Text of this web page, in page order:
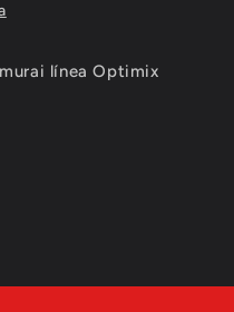
línea Optimix